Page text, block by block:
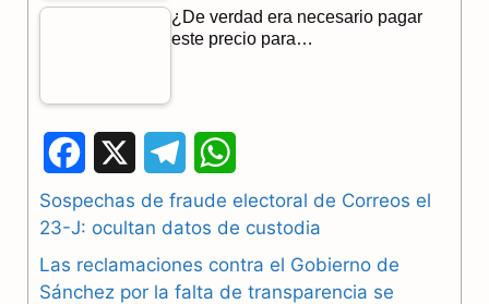
¿De verdad era necesario pagar
este precio para…
a
c
e
e
l
e
h
a
t
Sospechas de fraude electoral de Correos el
23-J: ocultan datos de custodia
Las reclamaciones contra el Gobierno de
Sánchez por la falta de transparencia se